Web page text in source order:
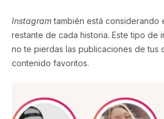
Instagramtambién está considerando
restante de cada historia. Este tipo de
no te pierdas las publicaciones de tus
contenido favoritos.